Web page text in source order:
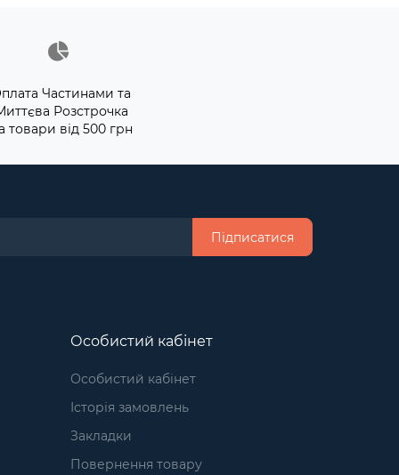
Частинами та
Розстрочка
товари від 500 грн
Підписатися
Особистий кабінет
Особистий кабінет
Історія замовлень
Закладки
Повернення товару